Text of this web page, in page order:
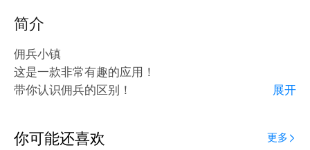
简介
佣兵小镇
这是一款非常有趣的应用！
带你认识佣兵的区别！
展开
你可能还喜欢 更多